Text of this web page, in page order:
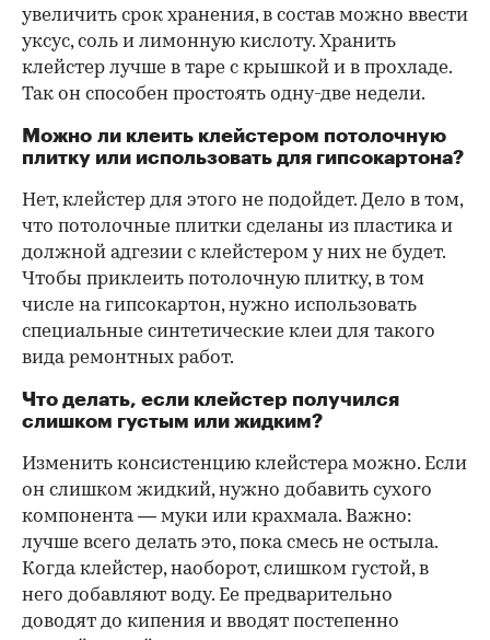
увеличить срок хранения, в состав можно ввести
уксус, соль и лимонную кислоту. Хранить
клейстер лучше в таре с крышкой и в прохладе.
Так он способен простоять одну-две недели.
Можно ли клеить клейстером потолочную
плитку или использовать для гипсокартона?
Нет, клейстер для этого не подойдет. Дело в том,
что потолочные плитки сделаны из пластика и
должной адгезии с клейстером у них не будет.
Чтобы приклеить потолочную плитку, в том
числе на гипсокартон, нужно использовать
специальные синтетические клеи для такого
вида ремонтных работ.
Что делать, если клейстер получился
слишком густым или жидким?
Изменить консистенцию клейстера можно. Если
он слишком жидкий, нужно добавить сухого
компонента — муки или крахмала. Важно:
лучше всего делать это, пока смесь не остыла.
Когда клейстер, наоборот, слишком густой, в
него добавляют воду. Ее предварительно
доводят до кипения и вводят постепенно